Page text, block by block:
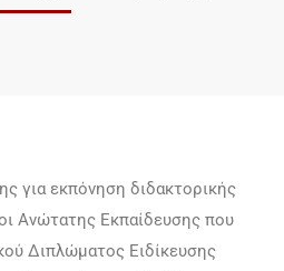
για εκπόνηση διδακτορικής
Ανώτατης Εκπαίδευσης που
Διπλώματος Ειδίκευσης